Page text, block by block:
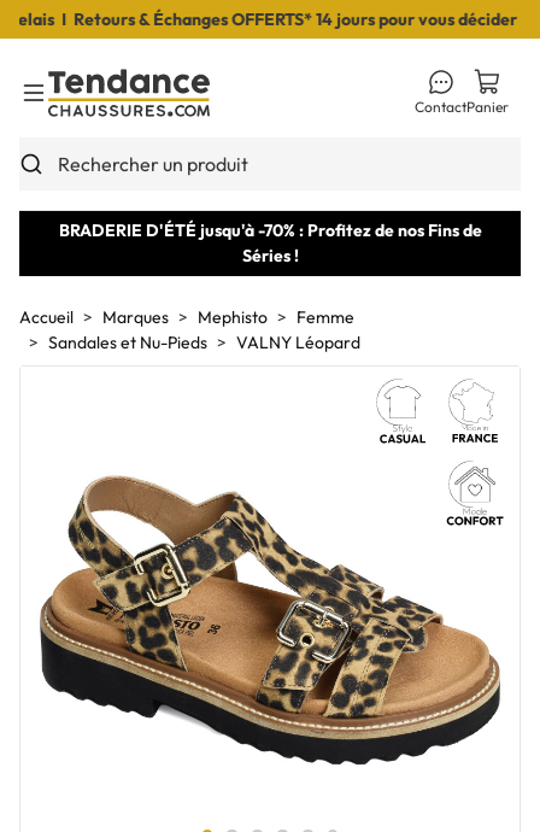
I Retours & Échanges OFFERTS* 14 jours pour vous décider I
Toggle Menu
Rechercher un produit
ContactPanier
BRADERIE D'ÉTÉ jusqu'à -70% : Profitez de nos Fins de
Séries !
Accueil Marques Mephisto
Femme
Sandales et Nu-Pieds
VALNY Léopard